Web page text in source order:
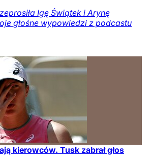
Igę Świątek i Arynę
głośne wypowiedzi z podcastu
kierowców. Tusk zabrał głos